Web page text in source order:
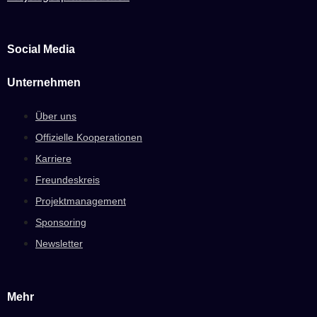
Social Media
Unternehmen
Über uns
Offizielle Kooperationen
Karriere
Freundeskreis
Projektmanagement
Sponsoring
Newsletter
Mehr